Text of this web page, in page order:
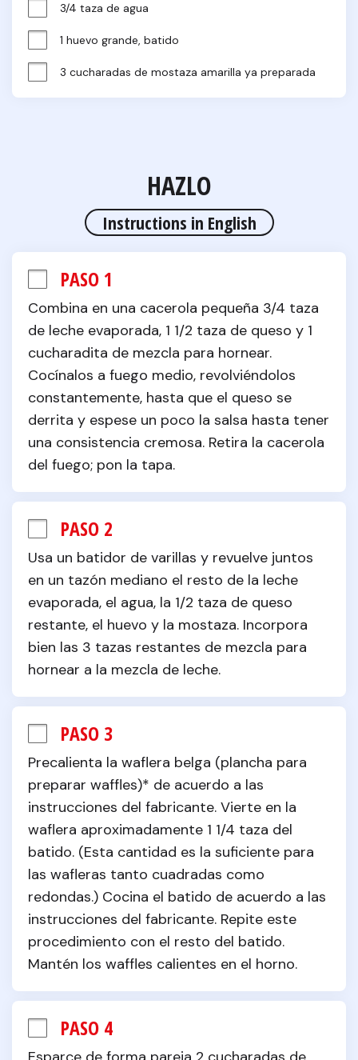
3/4 taza de agua
1 huevo grande, batido
3 cucharadas de mostaza amarilla ya preparada
HAZLO
Instructions in English
PASO 1
Combina en una cacerola pequeña 3/4 taza
de leche evaporada, 1 1/2 taza de queso y 1
cucharadita de mezcla para hornear.
Cocínalos a fuego medio, revolviéndolos
constantemente, hasta que el queso se
derrita y espese un poco la salsa hasta tener
una consistencia cremosa. Retira la cacerola
del fuego; pon la tapa.
PASO 2
Usa un batidor de varillas y revuelve juntos
en un tazón mediano el resto de la leche
evaporada, el agua, la 1/2 taza de queso
restante, el huevo y la mostaza. Incorpora
bien las 3 tazas restantes de mezcla para
hornear a la mezcla de leche.
PASO 3
Precalienta la waflera belga (plancha para
preparar waffles)* de acuerdo a las
instrucciones del fabricante. Vierte en la
waflera aproximadamente 1 1/4 taza del
batido. (Esta cantidad es la suficiente para
las wafleras tanto cuadradas como
redondas.) Cocina el batido de acuerdo a las
instrucciones del fabricante. Repite este
procedimiento con el resto del batido.
Mantén los waffles calientes en el horno.
PASO 4